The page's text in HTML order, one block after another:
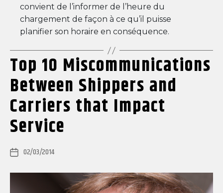
convient de l’informer de l’heure du
chargement de façon à ce qu’il puisse
planifier son horaire en conséquence.
Top 10 Miscommunications
Between Shippers and
Carriers that Impact
Service
Post 02/03/2014